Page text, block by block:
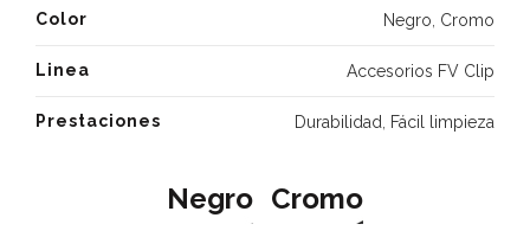
Color Negro Cromo
Linea Accesorios FV Clip
Prestaciones Durabilidad Fácil limpieza
Negro Cromo